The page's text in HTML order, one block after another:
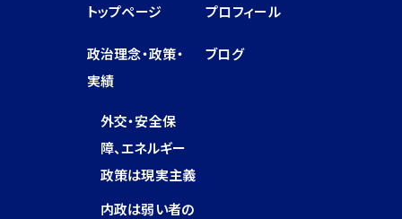
トップページ プロフィール
政治理念・政策・
実績
外交・安全保
障、エネルギー
政策は現実主義
内政は弱い者の
ブログ